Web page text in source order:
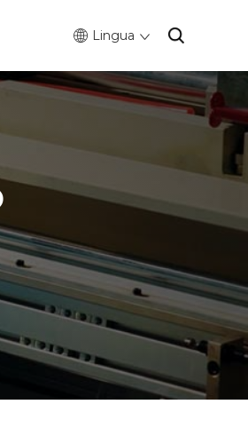
Lingua